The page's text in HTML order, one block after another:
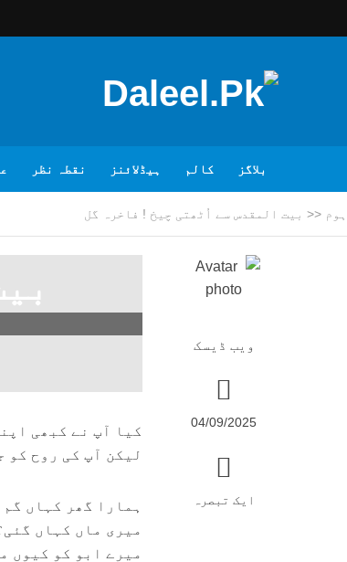
بلاگز کالم ہیڈلائنز نقطہ نظر
ہوم << بیت المقدس سے اُٹھتی چیخ !‎ فاخرہ گل
ویب ڈیسک
04/09/2025
ایک تبصرہ
کیا آپ نے کبھی
لیکن آپ کی روح کو
ہمارا گھر کہاں گم
میری ماں کہاں
میرے ابو کو کیوں